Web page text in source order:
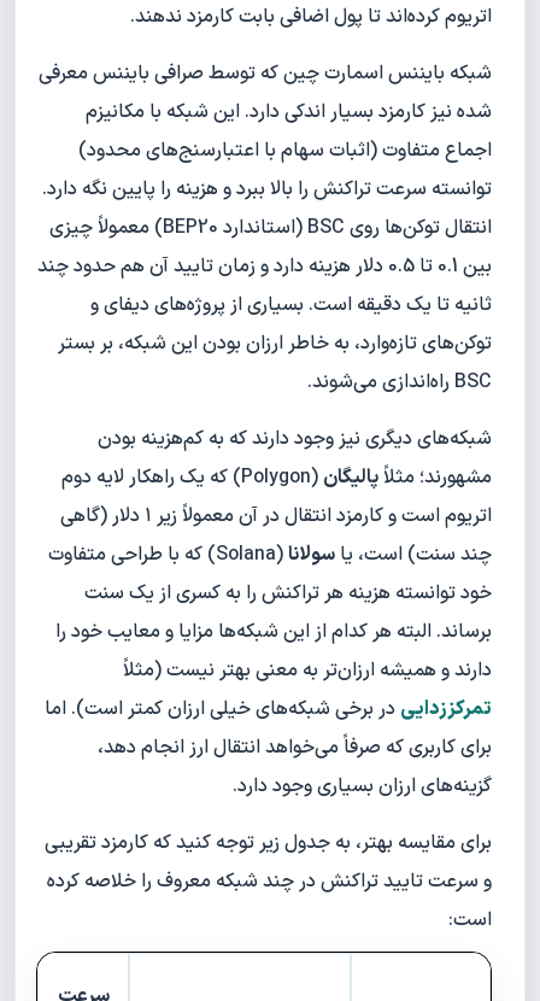
اتریوم کرده‌اند تا پول اضافی بابت کارمزد ندهند.
شبکه بایننس اسمارت چین که توسط صرافی بایننس معرفی
شده نیز کارمزد بسیار اندکی دارد. این شبکه با مکانیزم
اجماع متفاوت (اثبات سهام با اعتبارسنج‌های محدود)
توانسته سرعت تراکنش را بالا ببرد و هزینه را پایین نگه دارد.
انتقال توکن‌ها روی BSC (استاندارد BEP20) معمولاً چیزی
بین 0.1 تا 0.5 دلار هزینه دارد و زمان تایید آن هم حدود چند
ثانیه تا یک دقیقه است. بسیاری از پروژه‌های دیفای و
توکن‌های تازه‌وارد، به خاطر ارزان بودن این شبکه، بر بستر
BSC راه‌اندازی می‌شوند.
شبکه‌های دیگری نیز وجود دارند که به کم‌هزینه بودن
مشهورند؛ مثلاً پالیگان
(Polygon) که یک راهکار لایه دوم
اتریوم است و کارمزد انتقال در آن معمولاً زیر ۱ دلار (گاهی
چند سنت) است، یا سولانا
(Solana) که با طراحی متفاوت
خود توانسته هزینه هر تراکنش را به کسری از یک سنت
برساند. البته هر کدام از این شبکه‌ها مزایا و معایب خود را
دارند و همیشه ارزان‌تر به معنی بهتر نیست (مثلاً
تمرکززدایی در برخی شبکه‌های خیلی ارزان کمتر است). اما
برای کاربری که صرفاً می‌خواهد انتقال ارز انجام دهد،
گزینه‌های ارزان بسیاری وجود دارد.
برای مقایسه بهتر، به جدول زیر توجه کنید که کارمزد تقریبی
و سرعت تایید تراکنش در چند شبکه معروف را خلاصه کرده
است: